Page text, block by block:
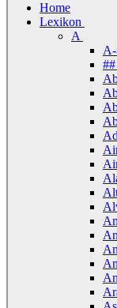
Home
Lexikon
A